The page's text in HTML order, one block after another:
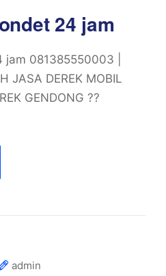
24 jam
081385550003 |
JASA DEREK MOBIL
GENDONG ??
admin